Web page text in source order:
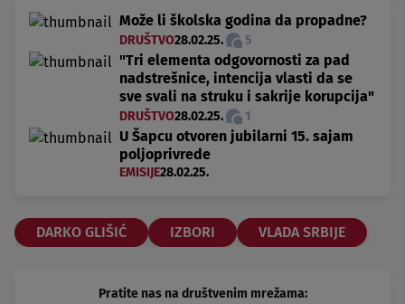
Može li školska godina da propadne?
DRUŠTVO28.02.25. 5
"Tri elementa odgovornosti za pad
nadstrešnice, intencija vlasti da se
sve svali na struku i sakrije korupcija"
DRUŠTVO28.02.25. 1
U Šapcu otvoren jubilarni 15. sajam
poljoprivrede
EMISIJE28.02.25.
DARKO GLIŠIĆ IZBORI VLADA SRBIJE
Pratite nas na društvenim mrežama: